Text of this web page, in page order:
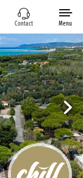
Contact Menu